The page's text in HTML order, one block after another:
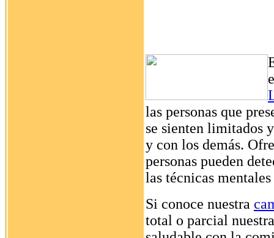
las personas que
se sienten limitados
y con los demás.
personas pueden
las técnicas
Si conoce nuestra
total o parcial